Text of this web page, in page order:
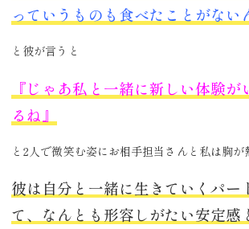
っていうものも食べたことがない
と彼が言うと
『じゃあ私と一緒に新しい体験が
るね』
と2人で微笑む姿にお相手担当さんと私は胸が
彼は自分と一緒に生きていくパー
て、なんとも形容しがたい安定感